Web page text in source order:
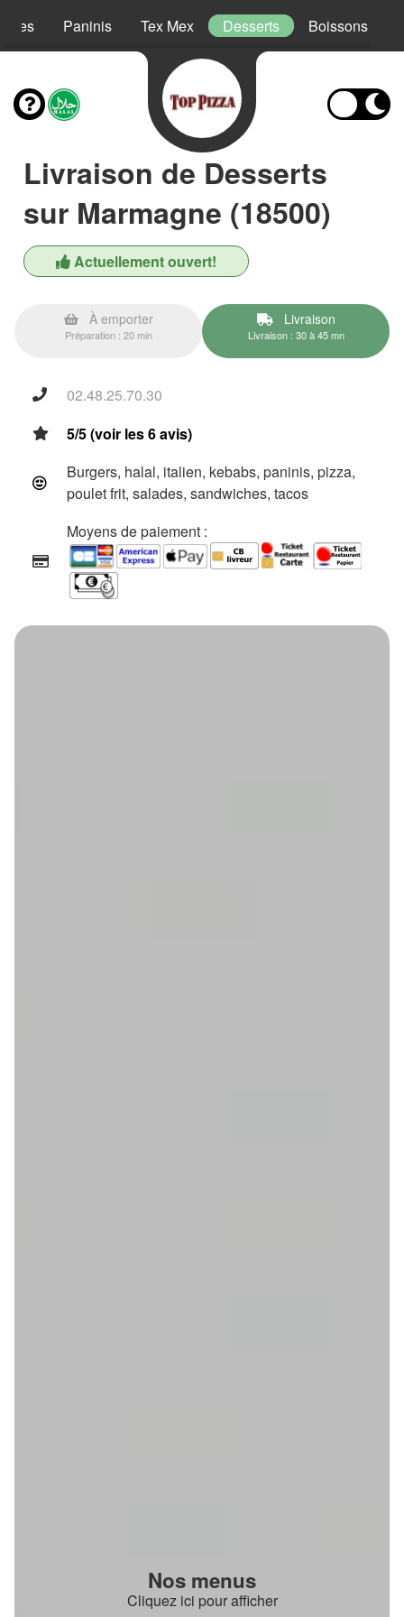
Paninis Tex Mex Desserts Boissons
Livraison de Desserts
sur Marmagne (18500)
Actuellement ouvert!
À emporter
Préparation : 20 min
Livraison
Livraison : 30 à 45 mn
02.48.25.70.30
5/5 (voir les 6 avis)
Burgers, halal, italien, kebabs, paninis, pizza,
poulet frit, salades, sandwiches, tacos
Moyens de paiement :
Nos menus
Cliquez ici pour afficher